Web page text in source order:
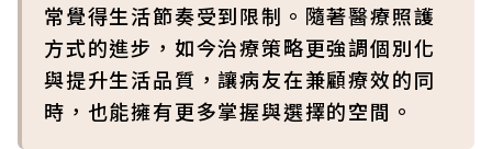
常覺得生活節奏受到限制。隨著醫療照護
方式的進步，如今治療策略更強調個別化
與提升生活品質，讓病友在兼顧療效的同
時，也能擁有更多掌握與選擇的空間。